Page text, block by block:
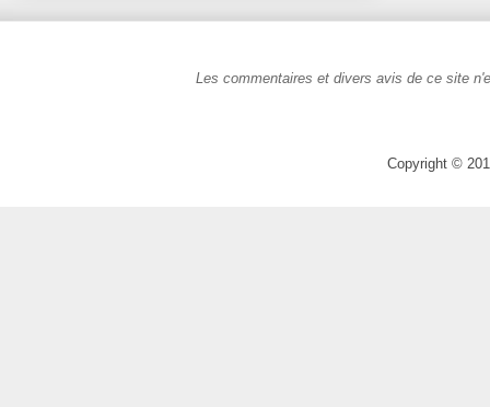
Les commentaires et divers avis de ce site
Copyright ©